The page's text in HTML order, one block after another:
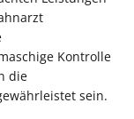
Kontrolle
die
sein.